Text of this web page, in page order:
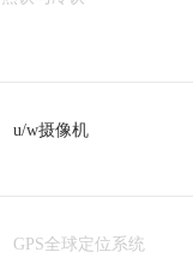
u/w摄像机
GPS全球定位系统